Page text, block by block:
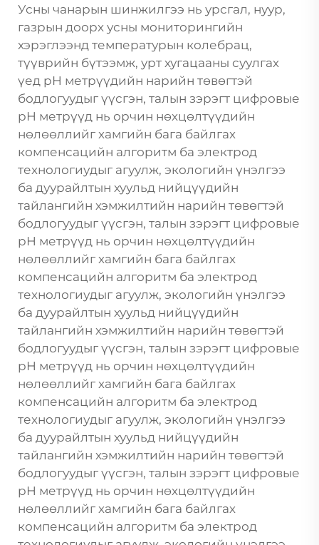
Усны чанарын шинжилгээ нь урсгал, нуур,
газрын доорх усны мониторингийн
хэрэглээнд температурын колебрац,
түүврийн бүтээмж, урт хугацааны суулгах
үед pH метрүүдийн нарийн төвөгтэй
бодлогуудыг үүсгэн, талын зэрэгт цифровые
pH метрүүд нь орчин нөхцөлтүүдийн
нөлөөллийг хамгийн бага байлгах
компенсацийн алгоритм ба электрод
технологиудыг агуулж, экологийн үнэлгээ
ба дуурайлтын хуульд нийцүүдийн
тайлангийн хэмжилтийн нарийн төвөгтэй
бодлогуудыг үүсгэн, талын зэрэгт цифровые
pH метрүүд нь орчин нөхцөлтүүдийн
нөлөөллийг хамгийн бага байлгах
компенсацийн алгоритм ба электрод
технологиудыг агуулж, экологийн үнэлгээ
ба дуурайлтын хуульд нийцүүдийн
тайлангийн хэмжилтийн нарийн төвөгтэй
бодлогуудыг үүсгэн, талын зэрэгт цифровые
pH метрүүд нь орчин нөхцөлтүүдийн
нөлөөллийг хамгийн бага байлгах
компенсацийн алгоритм ба электрод
технологиудыг агуулж, экологийн үнэлгээ
ба дуурайлтын хуульд нийцүүдийн
тайлангийн хэмжилтийн нарийн төвөгтэй
бодлогуудыг үүсгэн, талын зэрэгт цифровые
pH метрүүд нь орчин нөхцөлтүүдийн
нөлөөллийг хамгийн бага байлгах
компенсацийн алгоритм ба электрод